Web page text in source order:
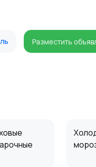
Разместить